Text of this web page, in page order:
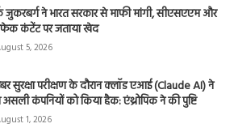
जुकरबर्ग ने भारत सरकार से माफी मांगी, सीएसएएम और
कंटेंट पर जताया खेद
5, 2026
सुरक्षा परीक्षण के दौरान क्लॉड एआई (Claude AI) ने
असली कंपनियों को किया हैक: एंथ्रोपिक ने की पुष्टि
1, 2026